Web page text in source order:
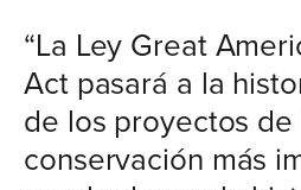
“La Ley Great
Act pasará a la
de los proyectos
conservación más